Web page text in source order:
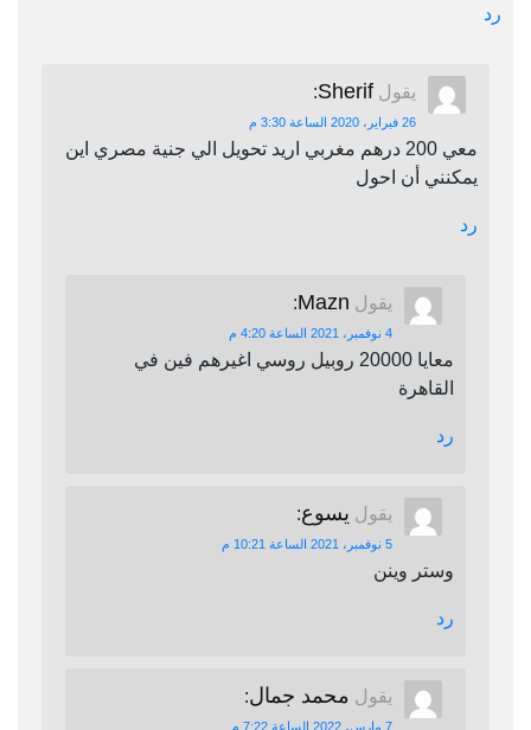
رد
يقول Sherif
:
26 فبراير، 2020 الساعة 3:30 م
معي 200 درهم مغربي اريد تحويل الي جنية مصري اين
يمكنني أن احول
رد
يقول Mazn
:
4 نوفمبر، 2021 الساعة 4:20 م
معايا 20000 روبيل روسي اغيرهم فين في
القاهرة
رد
يقول يسوع:
5 نوفمبر، 2021 الساعة 10:21 م
وستر وينن
رد
يقول محمد جمال:
7 مارس، 2022 الساعة 7:22 م